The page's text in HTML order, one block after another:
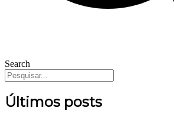
Search
Últimos posts